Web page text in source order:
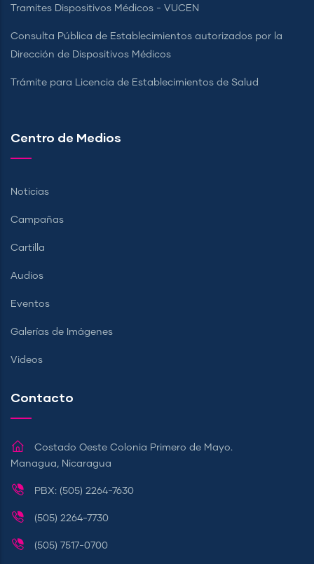
Tramites Dispositivos Médicos - VUCEN
Consulta Pública de Establecimientos autorizados por la
Dirección de Dispositivos Médicos
Trámite para Licencia de Establecimientos de Salud
Centro de Medios
Noticias
Campañas
Cartilla
Audios
Eventos
Galerías de Imágenes
Videos
Contacto
Costado Oeste Colonia Primero de Mayo.
Managua, Nicaragua
PBX: (505) 2264-7630
(505) 2264-7730
(505) 7517-0700